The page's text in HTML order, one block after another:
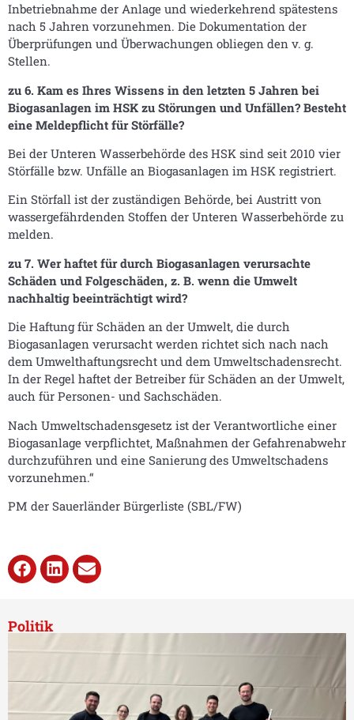
Inbetriebnahme der Anlage und wiederkehrend spätestens
nach 5 Jahren vorzunehmen. Die Dokumentation der
Überprüfungen und Überwachungen obliegen den v. g.
Stellen.
zu 6. Kam es Ihres Wissens in den letzten 5 Jahren bei
Biogasanlagen im HSK zu Störungen und Unfällen? Besteht
eine Meldepflicht für Störfälle?
Bei der Unteren Wasserbehörde des HSK sind seit 2010 vier
Störfälle bzw. Unfälle an Biogasanlagen im HSK registriert.
Ein Störfall ist der zuständigen Behörde, bei Austritt von
wassergefährdenden Stoffen der Unteren Wasserbehörde zu
melden.
zu 7. Wer haftet für durch Biogasanlagen verursachte
Schäden und Folgeschäden, z. B. wenn die Umwelt
nachhaltig beeinträchtigt wird?
Die Haftung für Schäden an der Umwelt, die durch
Biogasanlagen verursacht werden richtet sich nach nach
dem Umwelthaftungsrecht und dem Umweltschadensrecht.
In der Regel haftet der Betreiber für Schäden an der Umwelt,
auch für Personen- und Sachschäden.
Nach Umweltschadensgesetz ist der Verantwortliche einer
Biogasanlage verpflichtet, Maßnahmen der Gefahrenabwehr
durchzuführen und eine Sanierung des Umweltschadens
vorzunehmen.“
PM der Sauerländer Bürgerliste (SBL/FW)
Politik